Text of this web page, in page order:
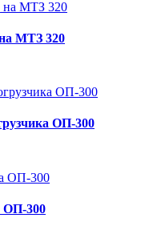
МТЗ 320
ОП-300
ОП-300